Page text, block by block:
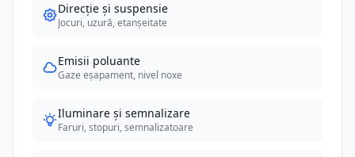
Direcție și suspensie
Jocuri, uzură, etanșeitate
Emisii poluante
Gaze eșapament, nivel noxe
Iluminare și semnalizare
Faruri, stopuri, semnalizatoare